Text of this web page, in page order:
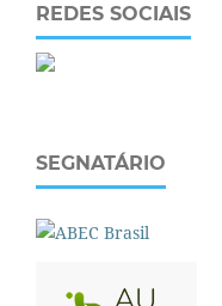
REDES SOCIAIS
SEGNATÁRIO